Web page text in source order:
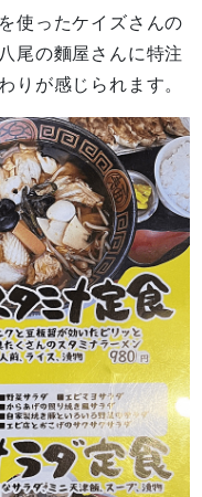
使ったケイズさんの
尾の麵屋さんに特注
りが感じられます。